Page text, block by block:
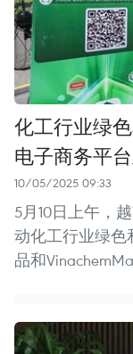
化工行业绿
电子商务平
10/05/2025 09:33
5月10日上午，
动化工行业绿色
品和